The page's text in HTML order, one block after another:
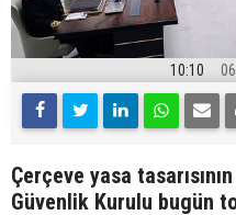
10:10
Çerçeve yasa
Güvenlik Kurulu bugün